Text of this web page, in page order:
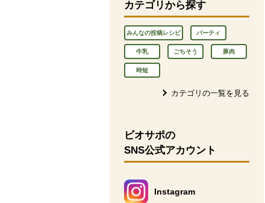
カテゴリから探す
みんなの投稿レシピ パーティ
牛乳 ごちそう 豚肉
時短
カテゴリの一覧を見る
ビオサポの
SNS公式アカウント
Instagram
別のウィンドウで開きます。